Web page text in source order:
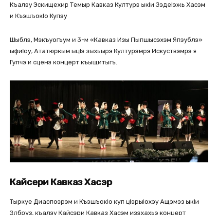
Къалэу Эскищехир Темыр Кавказ Културэ ыкlи Зэдеlэжь Хасэм
и Къэшъокlо Купэу
Шыблэ, Мэкъуогъум и 3-м «Кавказ Изы Пыпшысэхэм Япэублэ»
ыфиlоу, Ататюркым ыцlэ зыхьырэ Културэмрэ Искуствэмрэ я
Гупчэ и сценэ концерт къыщитыгъ.
Кайсери Кавказ Хасэр
Тыркуе Диаспоэрэм и Къэшъокlо куп цlэрыlохэу Ащэмэз ыкlи
Элбруз, къалэу Кайсэри Кавказ Хасэм изэхахьэ концерт